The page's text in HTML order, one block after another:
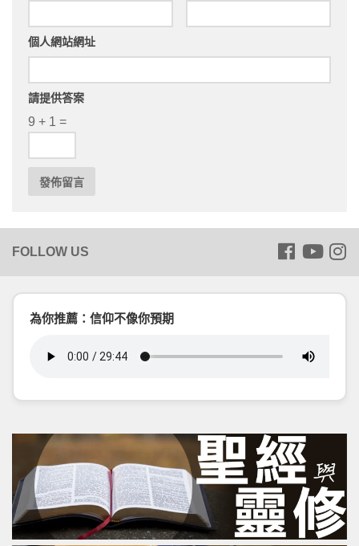
個人網站網址
請提供答案
9 + 1 =
為你推薦：信仰不像你預期